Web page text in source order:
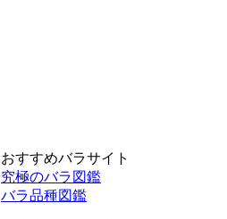
おすすめバラサイト
究極のバラ図鑑
バラ品種図鑑